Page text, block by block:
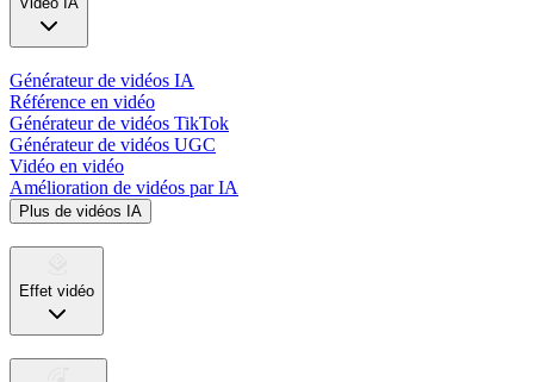
Générateur de vidéos IA
Référence en vidéo
Générateur de vidéos TikTok
Générateur de vidéos UGC
Vidéo en vidéo
Amélioration de vidéos par IA
Plus de vidéos IA
Effet vidéo